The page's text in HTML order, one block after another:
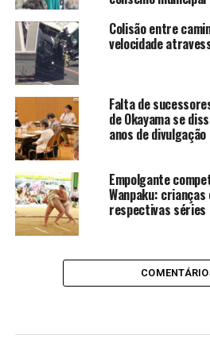
Colisão entre
velocidade
Falta de
de Okayama se
anos de
Empolgante
Wanpaku: crianças
respectivas séries